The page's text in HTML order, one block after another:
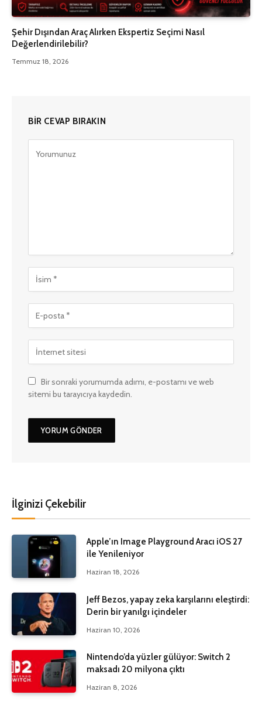
Şehir Dışından Araç Alırken Ekspertiz Seçimi Nasıl
Değerlendirilebilir?
Temmuz 18, 2026
BIR CEVAP BIRAKIN
Bir sonraki yorumumda adımı, e-postamı ve web
sitemi bu tarayıcıya kaydedin.
İlginizi Çekebilir
Apple’ın Image Playground Aracı iOS 27
ile Yenileniyor
Haziran 18, 2026
Jeff Bezos, yapay zeka karşılarını eleştirdi:
Derin bir yanılgı içindeler
Haziran 10, 2026
Nintendo’da yüzler gülüyor: Switch 2
maksadı 20 milyona çıktı
Haziran 8, 2026